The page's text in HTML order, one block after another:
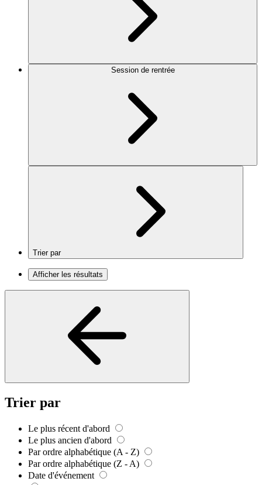
Session de rentrée
Trier par
Afficher les résultats
Trier par
Le plus récent d'abord
Le plus ancien d'abord
Par ordre alphabétique (A - Z)
Par ordre alphabétique (Z - A)
Date d'événement